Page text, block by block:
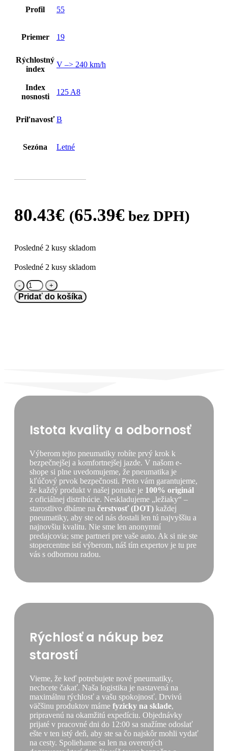
Profil 55
Priemer 19
Rýchlostný
index
V –> 240 km/h
Index
nosnosti
125 A8
Priľnavosť B
Sezóna Letné
80.43€ (65.39€ bez DPH)
Posledné 2 kusy skladom
Posledné 2 kusy skladom
množstvo
Arivo
255/55
Pridať do košíka
Istota kvality a odbornosť
Výberom tejto pneumatiky robíte prvý krok k
bezpečnejšej a komfortnejšej jazde. V našom e-
shope si plne uvedomujeme, že pneumatika je
kľúčový prvok bezpečnosti. Preto vám garantujeme,
že každý produkt v našej ponuke je 100% originál
z oficiálnej distribúcie. Neskladujeme „ležiaky“ –
starostlivo dbáme na čerstvosť (DOT) každej
pneumatiky, aby ste od nás dostali len tú najvyššiu a
najnovšiu kvalitu. Nie sme len anonymní
predajcovia; sme partneri pre vaše auto. Ak si nie ste
stopercentne istí výberom, náš tím expertov je tu pre
vás s odbornou radou.
Rýchlosť a nákup bez
starostí
Vieme, že keď potrebujete nové pneumatiky,
nechcete čakať. Naša logistika je nastavená na
maximálnu rýchlosť a vašu spokojnosť. Drvivú
väčšinu produktov máme fyzicky na sklade,
pripravenú na okamžitú expedíciu. Objednávky
prijaté v pracovné dni do 12:00 sa snažíme odoslať
ešte v ten istý deň, aby ste sa čo najskôr mohli vydať
na cesty. Spoliehame sa len na overených